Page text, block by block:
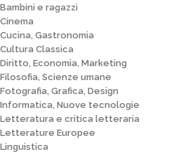
Bambini e ragazzi
Cinema
Cucina, Gastronomia
Cultura Classica
Diritto, Economia, Marketing
Filosofia, Scienze umane
Fotografia, Grafica, Design
Informatica, Nuove tecnologie
Letteratura e critica letteraria
Letterature Europee
Linguistica